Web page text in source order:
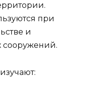
при
и
сооружений.